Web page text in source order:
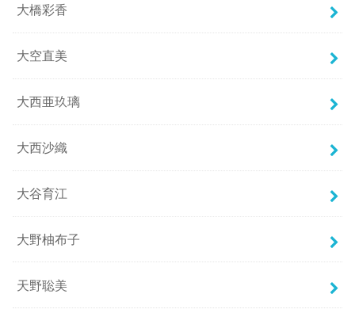
大橋彩香
大空直美
大西亜玖璃
大西沙織
大谷育江
大野柚布子
天野聡美